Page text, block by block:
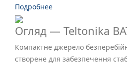
Подробнее
Огляд — Teltonika
Компактне джерело
створене для забезпечення